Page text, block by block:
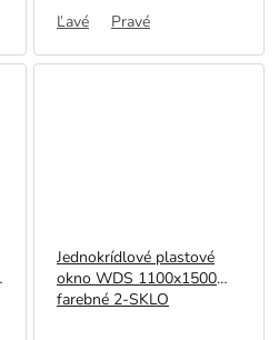
Ľavé Pravé
Jednokrídlové plastové
okno WDS 1100x1500
farebné 2-SKLO